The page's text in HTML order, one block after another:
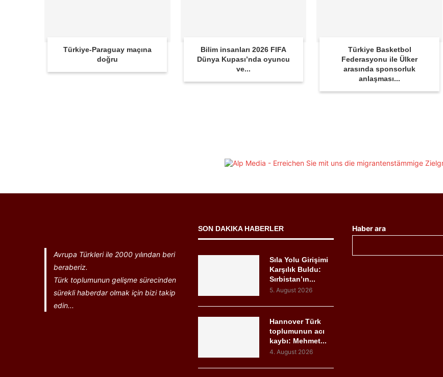
Türkiye-Paraguay maçına
doğru
Bilim insanları 2026 FIFA
Dünya Kupası’nda oyuncu
ve...
Türkiye Basketbol
Federasyonu ile Ülker
arasında sponsorluk
anlaşması...
Avrupa Türkleri ile 2000 yılından beri
beraberiz.
Türk toplumunun gelişme sürecinden
sürekli haberdar olmak için bizi takip
edin...
SON DAKIKA HABERLER
Sıla Yolu Girişimi
Karşılık Buldu:
Sırbistan’ın...
5. August 2026
Hannover Türk
toplumunun acı
kaybı: Mehmet...
4. August 2026
Haber ara